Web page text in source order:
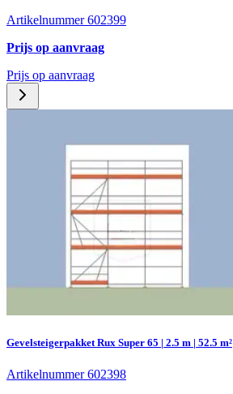
Artikelnummer 602399
Prijs op aanvraag
Prijs op aanvraag
Gevelsteigerpakket Rux Super 65 | 2.5 m | 52.5 m²
Artikelnummer 602398